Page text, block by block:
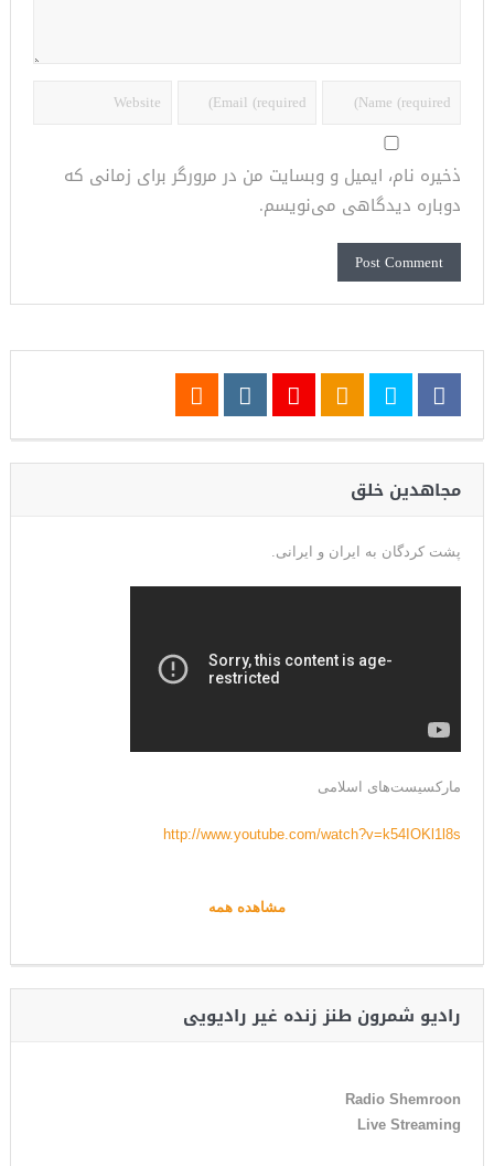
ذخیره نام، ایمیل و وبسایت من در مرورگر برای زمانی که
دوباره دیدگاهی می‌نویسم.
مجاهدین خلق
پشت کردگان به ایران و ایرانی.
مارکسیست‌های اسلامی
http://www.youtube.com/watch?v=k54IOKl1l8s
مشاهده همه
رادیو شمرون طنز زنده غیر رادیویی
Radio Shemroon
Live Streaming